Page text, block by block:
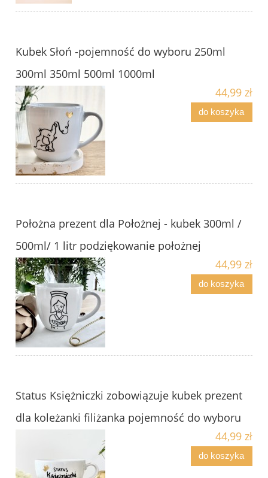
Kubek Słoń -pojemność do wyboru 250ml
300ml 350ml 500ml 1000ml
44,99 zł
do koszyka
Położna prezent dla Położnej - kubek 300ml /
500ml/ 1 litr podziękowanie położnej
44,99 zł
do koszyka
Status Księżniczki zobowiązuje kubek prezent
dla koleżanki filiżanka pojemność do wyboru
44,99 zł
do koszyka